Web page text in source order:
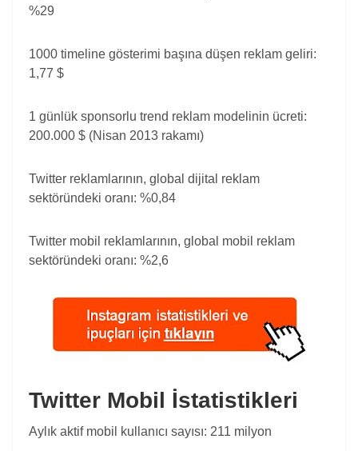
%29
1000 timeline gösterimi başına düşen reklam geliri:
1,77 $
1 günlük sponsorlu trend reklam modelinin ücreti:
200.000 $ (Nisan 2013 rakamı)
Twitter reklamlarının, global dijital reklam
sektöründeki oranı: %0,84
Twitter mobil reklamlarının, global mobil reklam
sektöründeki oranı: %2,6
Twitter Mobil İstatistikleri
Aylık aktif mobil kullanıcı sayısı: 211 milyon